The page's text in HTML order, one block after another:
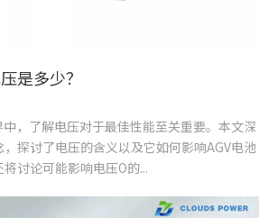
是多少？
，了解电压对于最佳性能至关重要。本文深
，探讨了电压的含义以及它如何影响AGV电池
讨论可能影响电压O的...